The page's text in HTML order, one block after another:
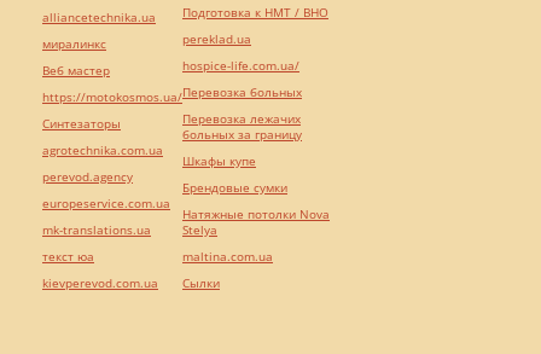
alliancetechnika.ua
миралинкс
Веб мастер
https://motokosmos.ua/
Синтезаторы
agrotechnika.com.ua
perevod.agency
europeservice.com.ua
mk-translations.ua
текст юа
kievperevod.com.ua
Подготовка к НМТ / ВНО
pereklad.ua
hospice-life.com.ua/
Перевозка больных
Перевозка лежачих
больных за границу
Шкафы купе
Брендовые сумки
Натяжные потолки Nova
Stelya
maltina.com.ua
Cылки